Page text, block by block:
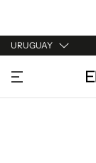
URUGUAY
URUGUAY
ARGENTINA